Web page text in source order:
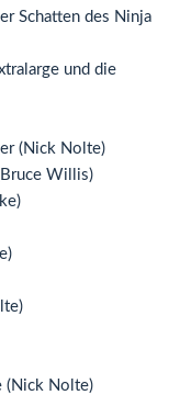
Schatten des Ninja
und die
(Nick Nolte)
Willis)
(Nick Nolte)